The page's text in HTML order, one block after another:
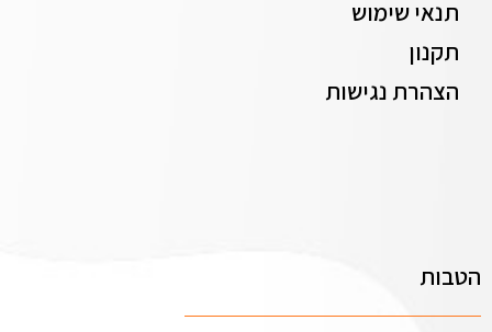
תנאי שימוש
תקנון
הצהרת נגישות
הטבות